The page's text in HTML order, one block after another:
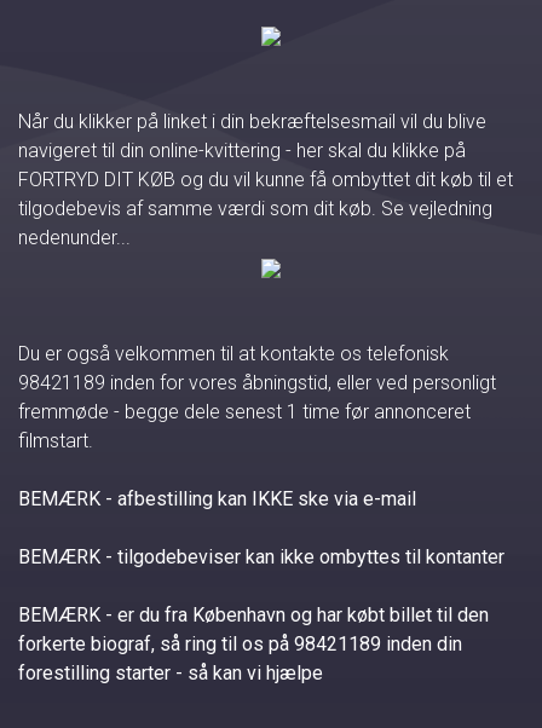
Når du klikker på linket i din bekræftelsesmail vil du blive
navigeret til din online-kvittering - her skal du klikke på
FORTRYD DIT KØB og du vil kunne få ombyttet dit køb til et
tilgodebevis af samme værdi som dit køb. Se vejledning
nedenunder...
Du er også velkommen til at kontakte os telefonisk
98421189 inden for vores åbningstid, eller ved personligt
fremmøde - begge dele senest 1 time før annonceret
filmstart.
BEMÆRK - afbestilling kan IKKE ske via e-mail
BEMÆRK - tilgodebeviser kan ikke ombyttes til kontanter
BEMÆRK - er du fra København og har købt billet til den
forkerte biograf, så ring til os på 98421189 inden din
forestilling starter - så kan vi hjælpe